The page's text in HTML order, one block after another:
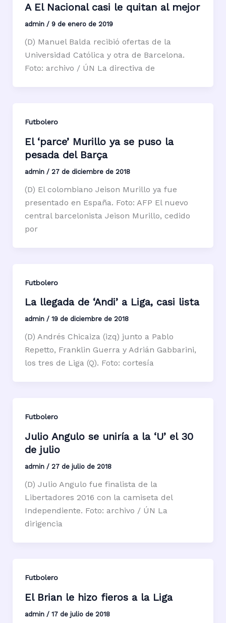
A El Nacional casi le quitan al mejor
admin / 9 de enero de 2019
(D) Manuel Balda recibió ofertas de la
Universidad Católica y otra de Barcelona.
Foto: archivo / ÚN La directiva de
Futbolero
El ‘parce’ Murillo ya se puso la
pesada del Barça
admin / 27 de diciembre de 2018
(D) El colombiano Jeison Murillo ya fue
presentado en España. Foto: AFP El nuevo
central barcelonista Jeison Murillo, cedido
por
Futbolero
La llegada de ‘Andi’ a Liga, casi lista
admin / 19 de diciembre de 2018
(D) Andrés Chicaiza (izq) junto a Pablo
Repetto, Franklin Guerra y Adrián Gabbarini,
los tres de Liga (Q). Foto: cortesía
Futbolero
Julio Angulo se uniría a la ‘U’ el 30
de julio
admin / 27 de julio de 2018
(D) Julio Angulo fue finalista de la
Libertadores 2016 con la camiseta del
Independiente. Foto: archivo / ÚN La
dirigencia
Futbolero
El Brian le hizo fieros a la Liga
admin / 17 de julio de 2018